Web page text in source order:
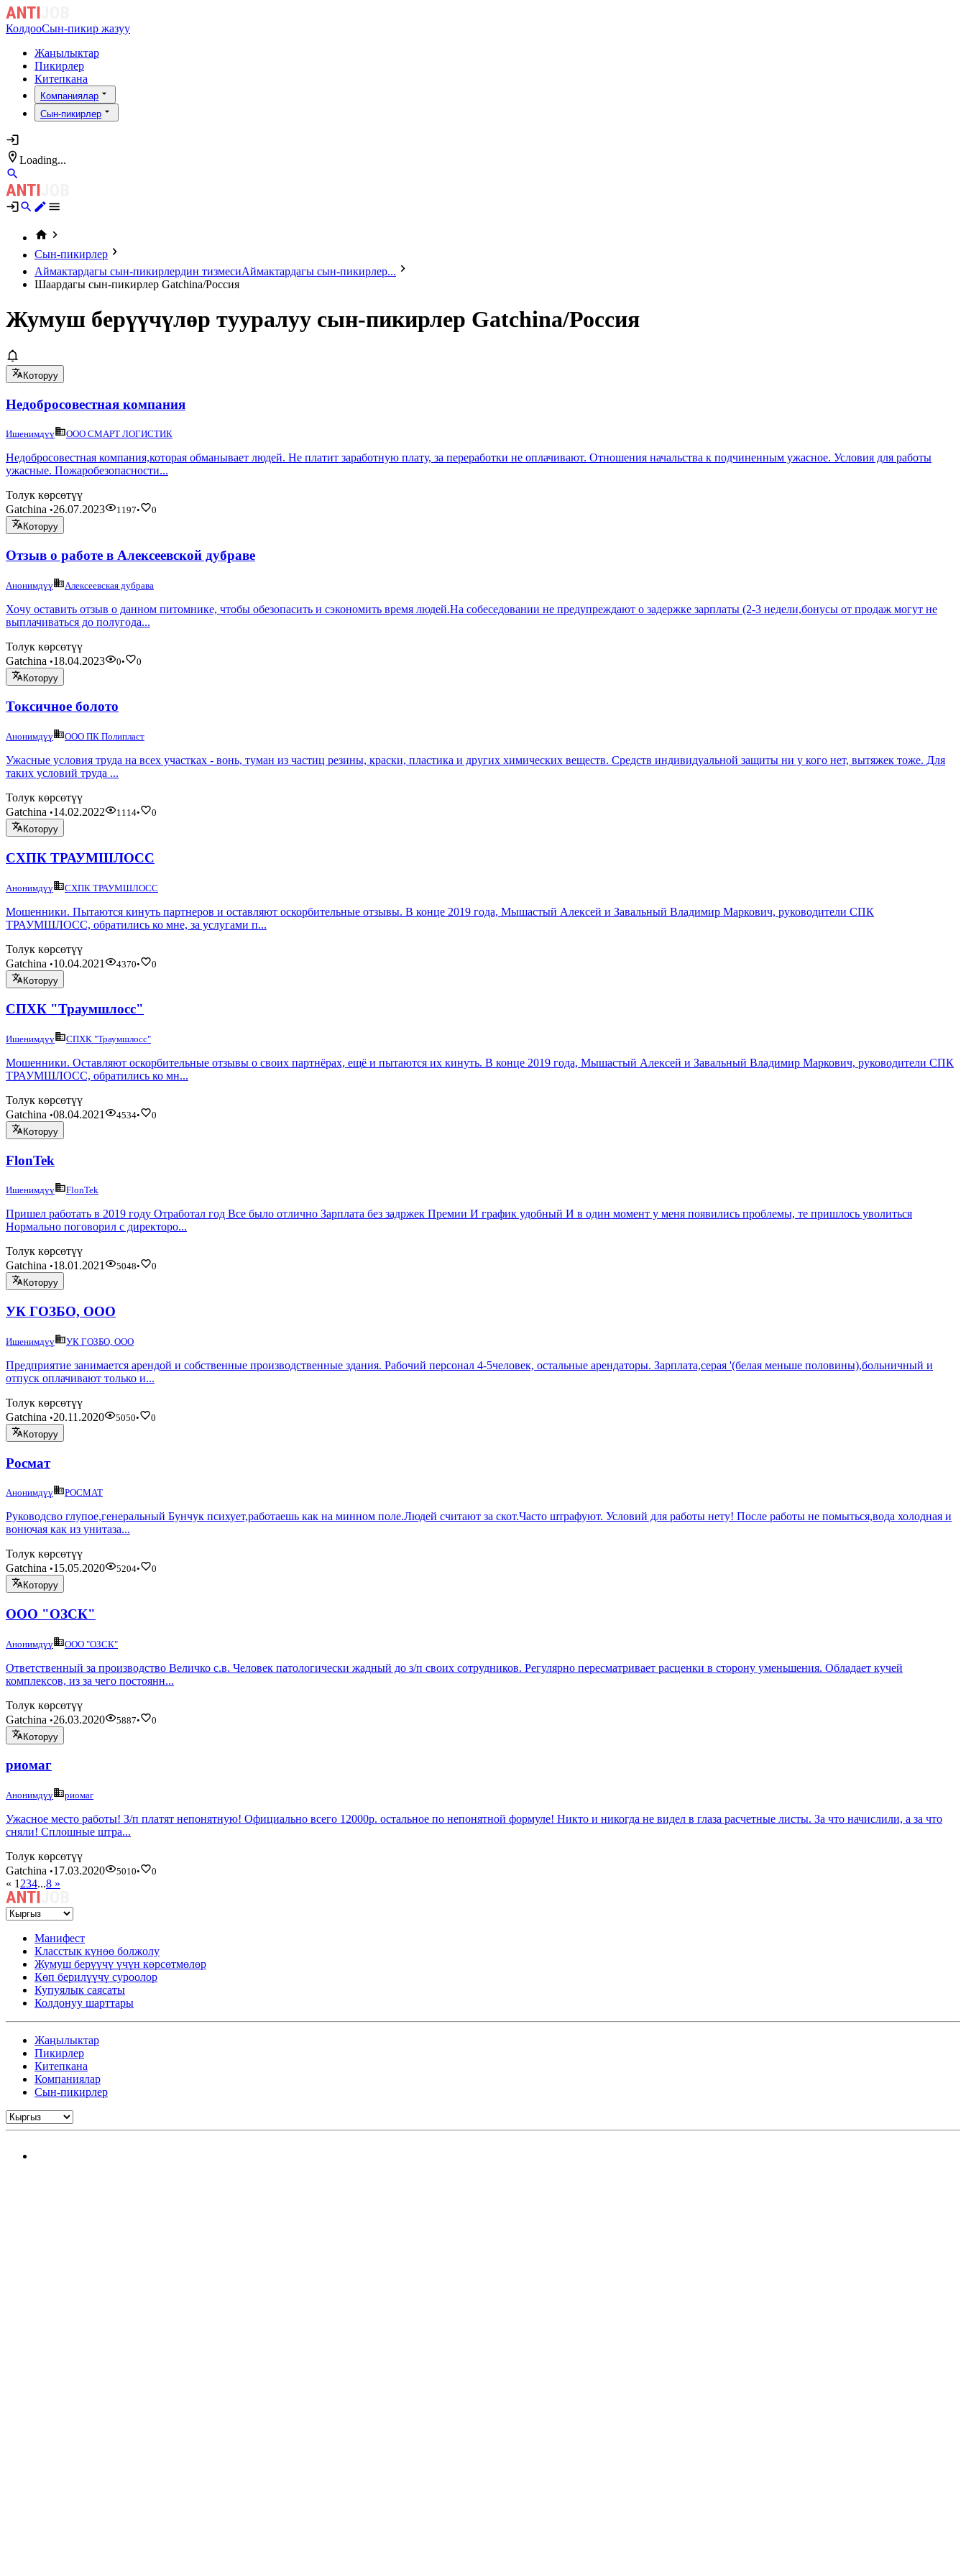
КолдооСын-пикир жазуу
Жаңылыктар
Пикирлер
Китепкана
Компаниялар
Сын-пикирлер
Loading...
Сын-пикирлер
Аймактардагы сын-пикирлердин тизмесиАймактардагы сын-пикирлер...
Шаардагы сын-пикирлер Gatchina/Россия
Жумуш берүүчүлөр тууралуу сын-пикирлер Gatchina/Россия
Которуу
Недобросовестная компания
Ишенимдүү ООО СМАРТ ЛОГИСТИК
Недобросовестная компания,которая обманывает людей. Не платит заработную плату, за переработки не оплачивают. Отношения начальства к подчиненным ужасное. Условия для работы
ужасные. Пожаробезопасности...
Толук көрсөтүү
Gatchina •26.07.2023 1197•
0
Которуу
Отзыв о работе в Алексеевской дубраве
Анонимдүү Алексеевская дубрава
Хочу оставить отзыв о данном питомнике, чтобы обезопасить и сэкономить время людей.На собеседовании не предупреждают о задержке зарплаты (2-3 недели,бонусы от продаж могут не
выплачиваться до полугода...
Толук көрсөтүү
Gatchina •18.04.2023 0•
0
Которуу
Токсичное болото
Анонимдүү ООО ПК Полипласт
Ужасные условия труда на всех участках - вонь, туман из частиц резины, краски, пластика и других химических веществ. Средств индивидуальной защиты ни у кого нет, вытяжек тоже. Для
таких условий труда ...
Толук көрсөтүү
Gatchina •14.02.2022 1114•
0
Которуу
СХПК ТРАУМШЛОСС
Анонимдүү СХПК ТРАУМШЛОСС
Мошенники. Пытаются кинуть партнеров и оставляют оскорбительные отзывы. В конце 2019 года, Мышастый Алексей и Завальный Владимир Маркович, руководители СПК
ТРАУМШЛОСС, обратились ко мне, за услугами п...
Толук көрсөтүү
Gatchina •10.04.2021 4370•
0
Которуу
СПХК "Траумшлосс"
Ишенимдүү СПХК "Траумшлосс"
Мошенники. Оставляют оскорбительные отзывы о своих партнёрах, ещё и пытаются их кинуть. В конце 2019 года, Мышастый Алексей и Завальный Владимир Маркович, руководители СПК
ТРАУМШЛОСС, обратились ко мн...
Толук көрсөтүү
Gatchina •08.04.2021 4534•
0
Которуу
FlonTek
Ишенимдүү FlonTek
Пришел работать в 2019 году Отработал год Все было отлично Зарплата без задржек Премии И график удобный И в один момент у меня появились проблемы, те пришлось уволиться
Нормально поговорил с директоро...
Толук көрсөтүү
Gatchina •18.01.2021 5048•
0
Которуу
УК ГОЗБО, ООО
Ишенимдүү УК ГОЗБО, ООО
Предприятие занимается арендой и собственные производственные здания. Рабочий персонал 4-5человек, остальные арендаторы. Зарплата,серая '(белая меньше половины),больничный и
отпуск оплачивают только и...
Толук көрсөтүү
Gatchina •20.11.2020 5050•
0
Которуу
Росмат
Анонимдүү РОСМАТ
Руководсво глупое,генеральный Бунчук психует,работаешь как на минном поле.Людей считают за скот.Часто штрафуют. Условий для работы нету! После работы не помыться,вода холодная и
вонючая как из унитаза...
Толук көрсөтүү
Gatchina •15.05.2020 5204•
0
Которуу
ООО "ОЗСК"
Анонимдүү ООО "ОЗСК"
Ответственный за производство Величко с.в. Человек патологически жадный до з/п своих сотрудников. Регулярно пересматривает расценки в сторону уменьшения. Обладает кучей
комплексов, из за чего постоянн...
Толук көрсөтүү
Gatchina •26.03.2020 5887•
0
Которуу
риомаг
Анонимдүү риомаг
Ужасное место работы! З/п платят непонятную! Официально всего 12000р. остальное по непонятной формуле! Никто и никогда не видел в глаза расчетные листы. За что начислили, а за что
сняли! Сплошные штра...
Толук көрсөтүү
Gatchina •17.03.2020 5010• 0
« 1 234...8 »
Манифест
Класстык күнөө болжолу
Жумуш берүүчү үчүн көрсөтмөлөр
Көп берилүүчү суроолор
Купуялык саясаты
Колдонуу шарттары
Жаңылыктар
Пикирлер
Китепкана
Компаниялар
Сын-пикирлер